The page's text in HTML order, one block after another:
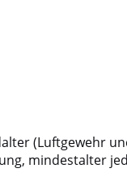
(Luftgewehr
mindestalter